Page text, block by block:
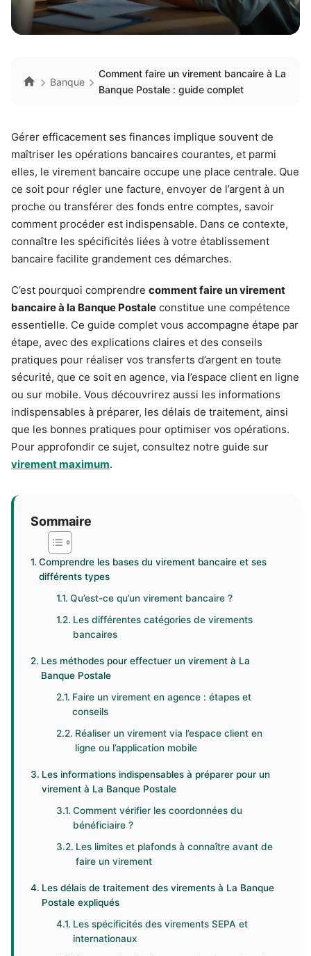
Banque
Comment faire un virement bancaire à La
Banque Postale : guide complet
Gérer efficacement ses finances implique souvent de
maîtriser les opérations bancaires courantes, et parmi
elles, le virement bancaire occupe une place centrale. Que
ce soit pour régler une facture, envoyer de l’argent à un
proche ou transférer des fonds entre comptes, savoir
comment procéder est indispensable. Dans ce contexte,
connaître les spécificités liées à votre établissement
bancaire facilite grandement ces démarches.
C’est pourquoi comprendre comment faire un virement
bancaire à la Banque Postale constitue une compétence
essentielle. Ce guide complet vous accompagne étape par
étape, avec des explications claires et des conseils
pratiques pour réaliser vos transferts d’argent en toute
sécurité, que ce soit en agence, via l’espace client en ligne
ou sur mobile. Vous découvrirez aussi les informations
indispensables à préparer, les délais de traitement, ainsi
que les bonnes pratiques pour optimiser vos opérations.
Pour approfondir ce sujet, consultez notre guide sur
virement maximum.
Sommaire
Comprendre les bases du virement bancaire et ses
différents types
Qu’est-ce qu’un virement bancaire ?
Les différentes catégories de virements
bancaires
Les méthodes pour effectuer un virement à La
Banque Postale
Faire un virement en agence : étapes et
conseils
Réaliser un virement via l’espace client en
ligne ou l’application mobile
Les informations indispensables à préparer pour un
virement à La Banque Postale
Comment vérifier les coordonnées du
bénéficiaire ?
Les limites et plafonds à connaître avant de
faire un virement
Les délais de traitement des virements à La Banque
Postale expliqués
Les spécificités des virements SEPA et
internationaux